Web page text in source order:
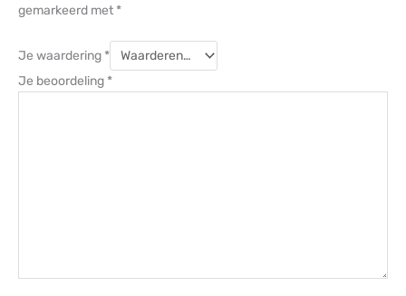
gemarkeerd met *
Je waardering *
Je beoordeling *